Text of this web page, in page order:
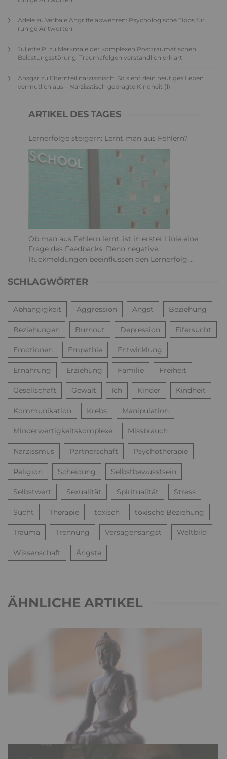
Adele zu Verbale Angriffe abwehren: Psychologische Tipps für
ruhige Antworten
Juliette P. zu Merkmale der komplexen Posttraumatischen
Belastungsstörung: Traumafolgen verständlich erklärt
Ansgar zu Elternteil narzisstisch: So sieht dein heutiges Leben
vermutlich aus – Narzisstisch geprägte Kindheit (1)
ARTIKEL DES TAGES
Lernerfolge steigern: Lernt man aus Fehlern?
Ob man aus Fehlern lernt, ist in erster Linie eine
Frage des Feedbacks. Denn negative
Rückmeldungen beeinflussen den Lernerfolg....
SCHLAGWÖRTER
Abhängigkeit Aggression Angst Beziehung
Beziehungen Burnout Depression Eifersucht
Emotionen Empathie Entwicklung
Ernährung Erziehung Familie Freiheit
Gesellschaft Gewalt Ich Kinder Kindheit
Kommunikation Krebs Manipulation
Minderwertigkeitskomplexe Missbrauch
Narzissmus Partnerschaft Psychotherapie
Religion Scheidung Selbstbewusstsein
Selbstwert Sexualität Spiritualität Stress
Sucht Therapie toxisch toxische Beziehung
Trauma Trennung Versagensangst Weltbild
Wissenschaft Ängste
ÄHNLICHE ARTIKEL